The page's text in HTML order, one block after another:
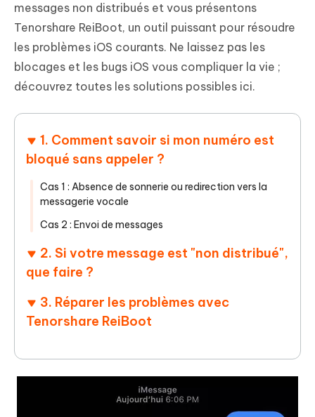
messages non distribués et vous présentons
Tenorshare ReiBoot, un outil puissant pour résoudre
les problèmes iOS courants. Ne laissez pas les
blocages et les bugs iOS vous compliquer la vie ;
découvrez toutes les solutions possibles ici.
1. Comment savoir si mon numéro est
bloqué sans appeler ?
Cas 1 : Absence de sonnerie ou redirection vers la
messagerie vocale
Cas 2 : Envoi de messages
2. Si votre message est "non distribué",
que faire ?
3. Réparer les problèmes avec
Tenorshare ReiBoot